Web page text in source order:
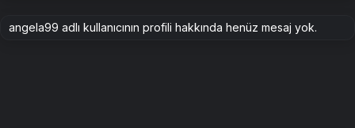
angela99 adlı kullanıcının profili hakkında henüz mesaj yok.